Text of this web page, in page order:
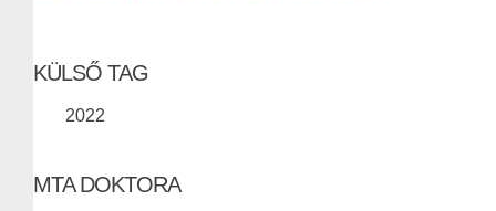
KÜLSŐ TAG
2022
MTA DOKTORA